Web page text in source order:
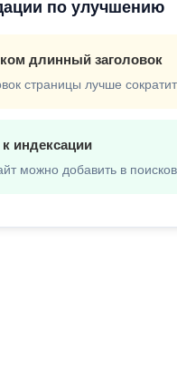
по улучшению
длинный заголовок
страницы лучше
к индексации
можно добавить в